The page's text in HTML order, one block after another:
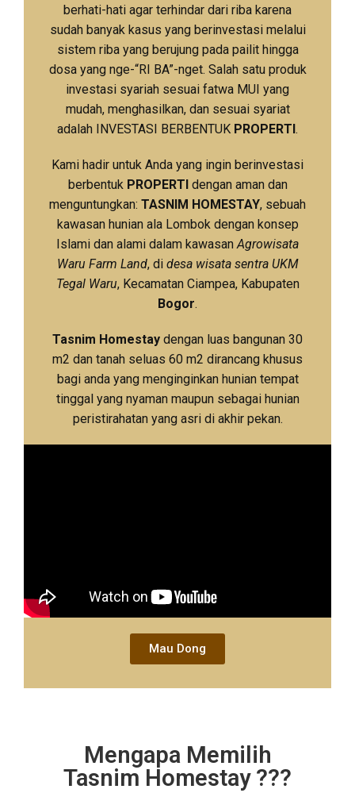
berhati-hati agar terhindar dari riba karena
sudah banyak kasus yang berinvestasi melalui
sistem riba yang berujung pada pailit hingga
dosa yang nge-“RI BA”-nget. Salah satu produk
investasi syariah sesuai fatwa MUI yang
mudah, menghasilkan, dan sesuai syariat
adalah INVESTASI BERBENTUK PROPERTI.
Kami hadir untuk Anda yang ingin berinvestasi
berbentuk PROPERTIdengan aman dan
menguntungkan: TASNIM HOMESTAY, sebuah
kawasan hunian ala Lombok dengan konsep
Islami dan alami dalam kawasanAgrowisata
Waru Farm Land, di desa wisata sentra UKM
Tegal Waru, Kecamatan Ciampea, Kabupaten
Bogor.
Tasnim Homestay dengan luas bangunan 30
m2 dan tanah seluas 60 m2 dirancang khusus
bagi anda yang menginginkan hunian tempat
tinggal yang nyaman maupun sebagai hunian
peristirahatan yang asri di akhir pekan.
Mau Dong
Mengapa Memilih
Tasnim Homestay ???